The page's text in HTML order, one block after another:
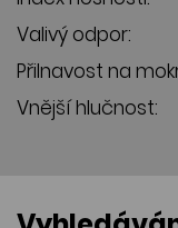
Valivý odpor:
Přilnavost na
Vnější hlučnost: